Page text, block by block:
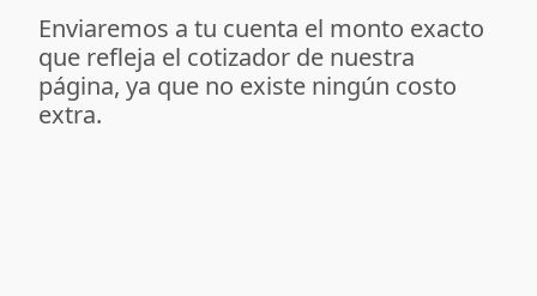
Enviaremos a tu cuenta el monto exacto
que refleja el cotizador de nuestra
página, ya que no existe ningún costo
extra.